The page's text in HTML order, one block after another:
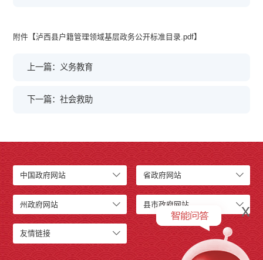
附件【泸西县户籍管理领域基层政务公开标准目录.pdf】
上一篇：义务教育
下一篇：社会救助
中国政府网站 省政府网站
州政府网站 县市政府网站
友情链接
x